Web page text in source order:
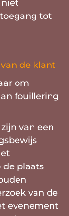
niet
tot
de klant
om
fouillering
van een
de plaats
van de
evenement